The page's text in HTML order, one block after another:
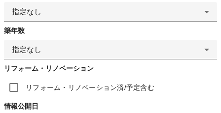
指定なし
築年数
指定なし
リフォーム・リノベーション
リフォーム・リノベーション済/予定含む
情報公開日